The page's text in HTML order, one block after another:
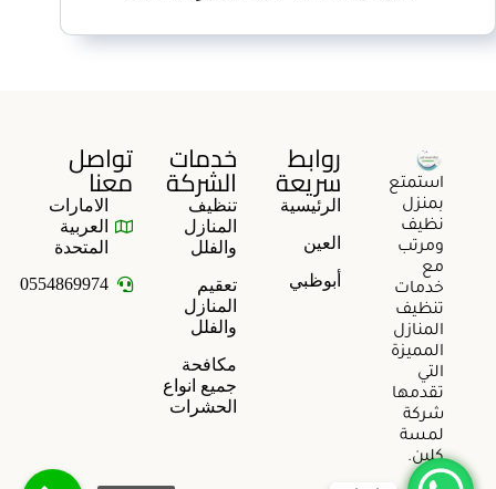
استمتع
بمنزل
نظيف
ومرتب
مع
خدمات
تنظيف
المنازل
المميزة
التي
تقدمها
شركة
لمسة
كلين.
روابط
سريعة
الرئيسية
العين
أبوظبي
خدمات
الشركة
تنظيف
المنازل
والفلل
تعقيم
المنازل
والفلل
مكافحة
جميع انواع
الحشرات
تواصل
معناالامارات
العربية
المتحدة
0554869974